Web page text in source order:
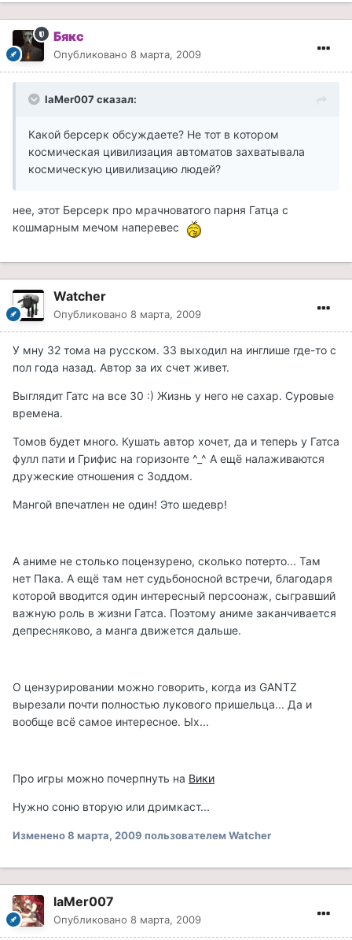
Бякс
Опубликовано 8 марта, 2009
laMer007 сказал:
Какой берсерк обсуждаете? Не тот в котором
космическая цивилизация автоматов захватывала
космическую цивилизацию людей?
нее, этот Берсерк про мрачноватого парня Гатца с
кошмарным мечом наперевес
Watcher
Опубликовано 8 марта, 2009
У мну 32 тома на русском. 33 выходил на инглише где-то с
пол года назад. Автор за их счет живет.
Выглядит Гатс на все 30 :) Жизнь у него не сахар. Суровые
времена.
Томов будет много. Кушать автор хочет, да и теперь у Гатса
фулл пати и Грифис на горизонте ^_^ А ещё налаживаются
дружеские отношения с Зоддом.
Мангой впечатлен не один! Это шедевр!
А аниме не столько поцензурено, сколько потерто... Там
нет Пака. А ещё там нет судьбоносной встречи, благодаря
которой вводится один интересный персоонаж, сыгравший
важную роль в жизни Гатса. Поэтому аниме заканчивается
депресняково, а манга движется дальше.
О цензурировании можно говорить, когда из GANTZ
вырезали почти полностью лукового пришельца... Да и
вообще всё самое интересное. Ых...
Про игры можно почерпнуть на Вики
Нужно соню вторую или дримкаст...
Изменено8 марта, 2009 пользователем Watcher
laMer007
Опубликовано 8 марта, 2009